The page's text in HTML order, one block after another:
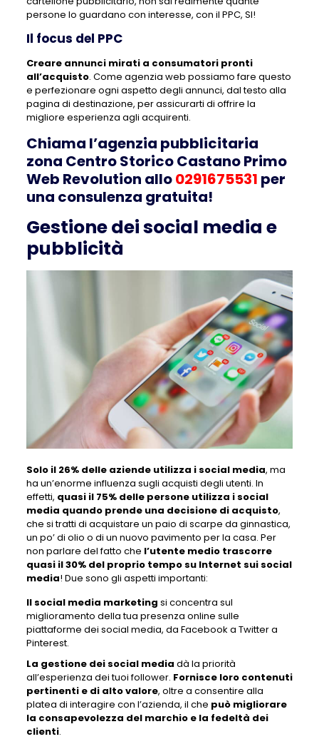
persone lo guardano con interesse, con il PPC, SI!
Il focus del PPC
Creare annunci mirati a consumatori pronti
all’acquisto. Come agenzia web possiamo fare questo
e perfezionare ogni aspetto degli annunci, dal testo alla
pagina di destinazione, per assicurarti di offrire la
migliore esperienza agli acquirenti.
Chiama l’agenzia pubblicitaria
zona Centro Storico Castano Primo
Web Revolution allo0291675531 per
una consulenza gratuita!
Gestione dei social media e
pubblicità
Solo il 26% delle aziende utilizza i social media, ma
ha un’enorme influenza sugli acquisti degli utenti. In
effetti, quasi il 75% delle persone utilizza i social
media quando prende una decisione di acquisto,
che si tratti di acquistare un paio di scarpe da ginnastica,
un po’ di olio o di un nuovo pavimento per la casa. Per
non parlare del fatto che l’utente medio trascorre
quasi il 30% del proprio tempo su Internet sui social
media! Due sono gli aspetti importanti:
Il social media marketing si concentra sul
miglioramento della tua presenza online sulle
piattaforme dei social media, da Facebook a Twitter a
Pinterest.
La gestione dei social media dà la priorità
all’esperienza dei tuoi follower. Fornisce loro contenuti
pertinenti e di alto valore, oltre a consentire alla
platea di interagire con l’azienda, il che può migliorare
la consapevolezza del marchio e la fedeltà dei
clienti.